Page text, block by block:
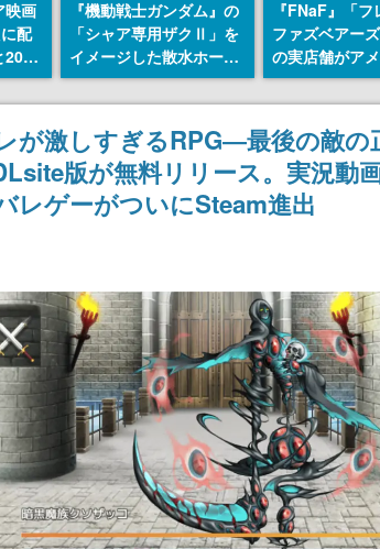
映画
配
ぼす
っち
ナ
『機動戦士ガンダム』の
「シャア専用ザクⅡ」を
イメージした散水ホース
リールが予約開始。本体
にはシャアのパーソナル
マークやジオン公国軍の
エンブレム、型式番号な
どを配置
『FNaF』「フ
ファズベアー
の実店舗がア
業施設「
Dream」に
ン！
同開発、食事
ステージショ
のホラー体験も
が激しすぎるRPG―最後の敵
版が無料リリース。実況動
レゲーがついにSteam進出